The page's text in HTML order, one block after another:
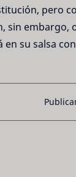
pero
sin embargo,
su salsa